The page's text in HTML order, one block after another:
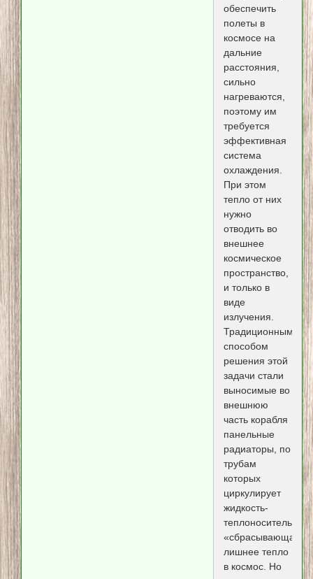
обеспечить
полеты в
космосе на
дальние
расстояния,
сильно
нагреваются,
поэтому им
требуется
эффективная
система
охлаждения.
При этом
тепло от них
нужно
отводить во
внешнее
космическое
пространство,
и только в
виде
излучения.
Традиционным
способом
решения этой
задачи стали
выносимые во
внешнюю
часть корабля
панельные
радиаторы, по
трубам
которых
циркулирует
жидкость-
теплоноситель,
«сбрасывающая»
лишнее тепло
в космос. Но